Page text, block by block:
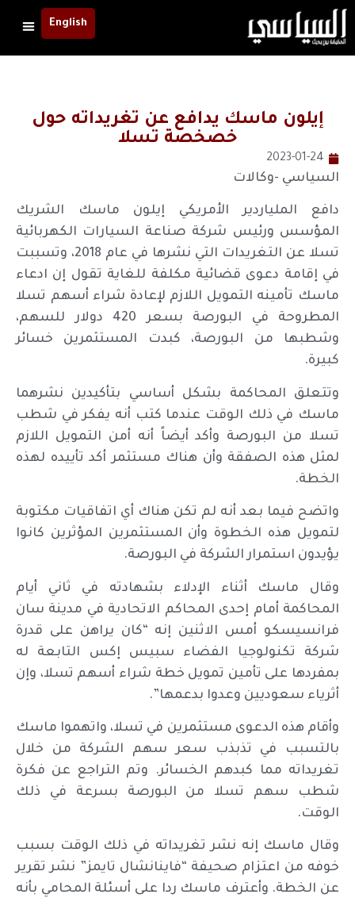
English
إيلون ماسك يدافع عن تغريداته حول
خصخصة تسلا
2023-01-24
السياسي -وكالات
دافع الملياردير الأمريكي إيلون ماسك الشريك
المؤسس ورئيس شركة صناعة السيارات الكهربائية
تسلا عن التغريدات التي نشرها في عام 2018، وتسببت
في إقامة دعوى قضائية مكلفة للغاية تقول إن ادعاء
ماسك تأمينه التمويل اللازم لإعادة شراء أسهم تسلا
المطروحة في البورصة بسعر 420 دولار للسهم،
وشطبها من البورصة، كبدت المستثمرين خسائر
كبيرة.
وتتعلق المحاكمة بشكل أساسي بتأكيدين نشرهما
ماسك في ذلك الوقت عندما كتب أنه يفكر في شطب
تسلا من البورصة وأكد أيضاً أنه أمن التمويل اللازم
لمثل هذه الصفقة وأن هناك مستثمر أكد تأييده لهذه
الخطة.
واتضح فيما بعد أنه لم تكن هناك أي اتفاقيات مكتوبة
لتمويل هذه الخطوة وأن المستثمرين المؤثرين كانوا
يؤيدون استمرار الشركة في البورصة.
وقال ماسك أثناء الإدلاء بشهادته في ثاني أيام
المحاكمة أمام إحدى المحاكم الاتحادية في مدينة سان
فرانسيسكو أمس الاثنين إنه “كان يراهن على قدرة
شركة تكنولوجيا الفضاء سبيس إكس التابعة له
بمفردها على تأمين تمويل خطة شراء أسهم تسلا، وإن
أثرياء سعوديين وعدوا بدعمها”.
وأقام هذه الدعوى مستثمرين في تسلا، واتهموا ماسك
بالتسبب في تذبذب سعر سهم الشركة من خلال
تغريداته مما كبدهم الخسائر. وتم التراجع عن فكرة
شطب سهم تسلا من البورصة بسرعة في ذلك
الوقت.
وقال ماسك إنه نشر تغريداته في ذلك الوقت بسبب
خوفه من اعتزام صحيفة “فاينانشال تايمز” نشر تقرير
عن الخطة. وأعترف ماسك ردا على أسئلة المحامي بأنه